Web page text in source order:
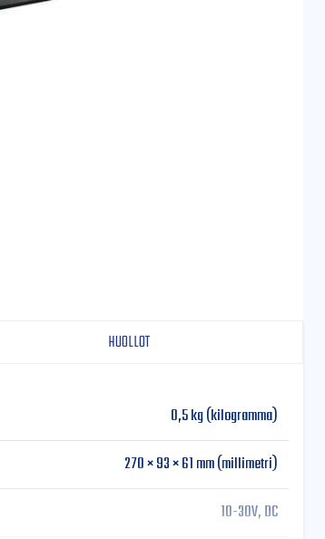
HUOLLOT
0,5 kg (kilogramma)
270 × 93 × 61 mm (millimetri)
10-30V, DC